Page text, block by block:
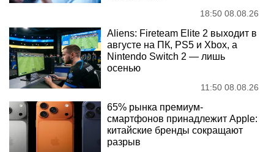
18:50 08.08.26
Aliens: Fireteam Elite 2 выходит в
августе на ПК, PS5 и Xbox, а
Nintendo Switch 2 — лишь
осенью
11:50 08.08.26
65% рынка премиум-
смартфонов принадлежит Apple:
китайские бренды сокращают
разрыв